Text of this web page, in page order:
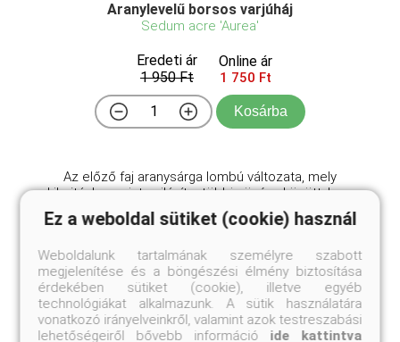
Aranylevelű borsos varjúháj
Sedum acre 'Aurea'
Eredeti ár
1 950 Ft
Online ár
1 750 Ft
Kosárba
Az előző faj aranysárga lombú változata, mely
kihajtáskor szinte világít a többi növény között. Igen
szép! Az aranylevelű borsos varjúháj (Sedum acre
'Aurea') egy kedvelt pozsgás növény, amely a
...
Ez a weboldal sütiket (cookie) használ
Weboldalunk tartalmának személyre szabott
megjelenítése és a böngészési élmény biztosítása
érdekében sütiket (cookie), illetve egyéb
technológiákat alkalmazunk. A sütik használatára
vonatkozó irányelveinkről, valamint azok testreszabási
lehetőségeiről bővebb információ ide kattintva